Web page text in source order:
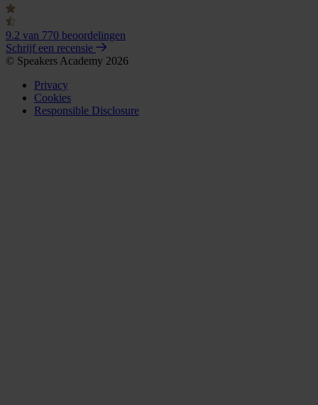
9.2 van 770 beoordelingen
Schrijf een recensie
© Speakers Academy 2026
Privacy
Cookies
Responsible Disclosure